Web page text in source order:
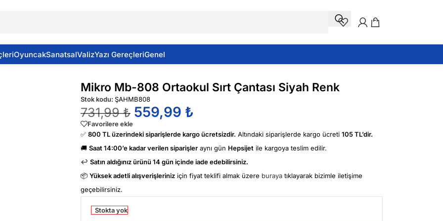
OyuncakSanatsalValizYazı GereçleriGenel
Siyah Renk
Mikro Mb-808 Ortaokul Sırt Çantası Siyah Renk
Stok kodu: ŞAHMB808
731,99₺ 559,99 ₺
Favorilere ekle
✅ 800 TL üzerindeki siparişlerde kargo ücretsizdir. Altındaki siparişlerde kargo ücreti 105 TL’dir.
🚚 Saat 14:00’e kadar verilen siparişler aynı gün Hepsijet ile kargoya teslim edilir.
↩️ Satın aldığınız ürünü 14 gün içinde iade edebilirsiniz.
📦 Yüksek adetli alışverişleriniz için fiyat teklifi almak üzere buraya tıklayarak bizimle iletişime
geçebilirsiniz.
Stokta yok